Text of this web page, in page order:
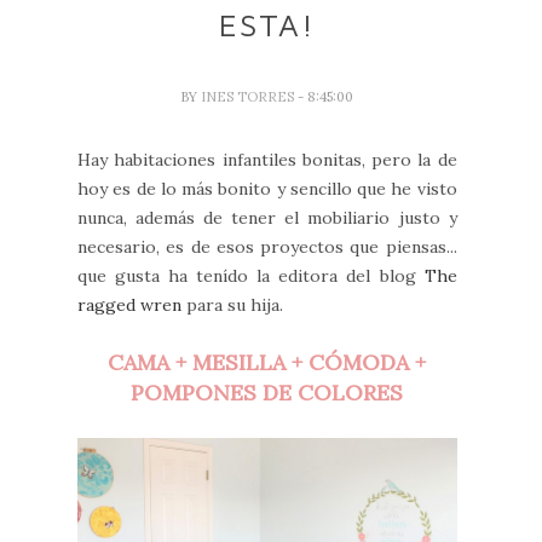
ESTA!
BY INES TORRES - 8:45:00
Hay habitaciones infantiles bonitas, pero la de
hoy es de lo más bonito y sencillo que he visto
nunca, además de tener el mobiliario justo y
necesario, es de esos proyectos que piensas...
que gusta ha tenído la editora del blog The
ragged wren para su hija.
CAMA + MESILLA + CÓMODA +
POMPONES DE COLORES